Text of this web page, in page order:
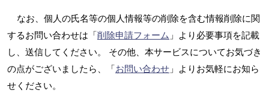
なお、個人の氏名等の個人情報等の削除を含む情報削除に関
するお問い合わせは「削除申請フォーム 」より必要事項を記載
し、送信してください。 その他、本サービスについてお気づき
の点がございましたら、「お問い合わせ 」よりお気軽にお知ら
せください。